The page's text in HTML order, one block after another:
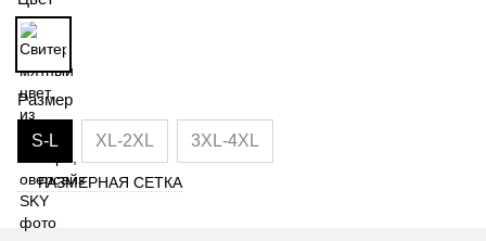
Размер
S-L XL-2XL 3XL-4XL
РАЗМЕРНАЯ СЕТКА